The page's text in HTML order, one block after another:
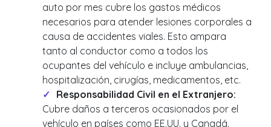
auto por mes cubre los gastos médicos
necesarios para atender lesiones corporales a
causa de accidentes viales. Esto ampara
tanto al conductor como a todos los
ocupantes del vehículo e incluye ambulancias,
hospitalización, cirugías, medicamentos, etc.
Responsabilidad Civil en el Extranjero:
Cubre daños a terceros ocasionados por el
vehículo en países como EE.UU. y Canadá.